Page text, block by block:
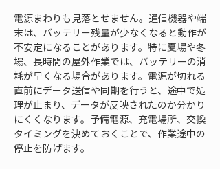
電源まわりも見落とせません。通信機器や端
末は、バッテリー残量が少なくなると動作が
不安定になることがあります。特に夏場や冬
場、長時間の屋外作業では、バッテリーの消
耗が早くなる場合があります。電源が切れる
直前にデータ送信や同期を行うと、途中で処
理が止まり、データが反映されたのか分かり
にくくなります。予備電源、充電場所、交換
タイミングを決めておくことで、作業途中の
停止を防げます。